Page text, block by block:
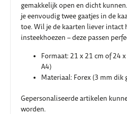
gemakkelijk open en dicht
je eenvoudig twee gaatjes in de
toe. Wil je de kaarten liever intact
insteekhoezen – deze passen
Formaat: 21 x 21 cm of 24
A4)
Materiaal: Forex (3 mm dik
Gepersonaliseerde artikelen
worden.